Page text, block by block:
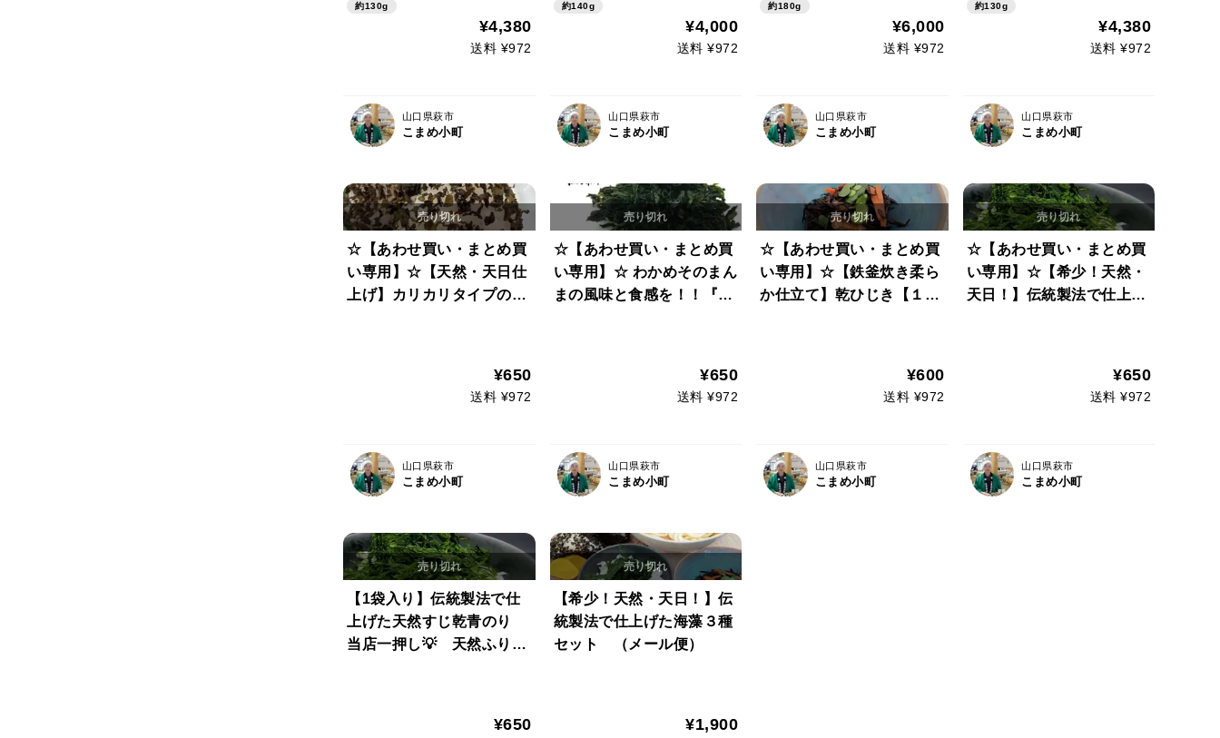
ください)
約130g
¥4,380
送料 ¥972
山口県萩市
こまめ小町
対応可 (ご案内・商品画像
約140g
¥4,000
送料 ¥972
山口県萩市
こまめ小町
使用 ・熨斗対応可 (ご案
内・商品画像をご確認くだ
約180g
¥6,000
送料 ¥972
山口県萩市
こまめ小町
内・商品画像をご確認くだ
約130g
¥4,380
送料 ¥972
山口県萩市
こまめ小町
☆【あわせ買い・まとめ買
い専用】☆【天然・天日仕
上げ】カリカリタイプの乾
¥650
送料 ¥972
山口県萩市
こまめ小町
☆【あわせ買い・まとめ買
い専用】☆ わかめそのまん
まの風味と食感を！！『ま
¥650
送料 ¥972
山口県萩市
こまめ小町
☆【あわせ買い・まとめ買
い専用】☆【鉄釜炊き柔ら
か仕立て】乾ひじき【１袋
¥600
送料 ¥972
山口県萩市
こまめ小町
☆【あわせ買い・まとめ買
い専用】☆【希少！天然・
天日！】伝統製法で仕上げ
¥650
送料 ¥972
山口県萩市
こまめ小町
【1袋入り】伝統製法で仕
上げた天然すじ乾青のり
当店一押し💡 天然ふりか
¥650
【希少！天然・天日！】伝
統製法で仕上げた海藻３種
セット （メール便）
¥1,900